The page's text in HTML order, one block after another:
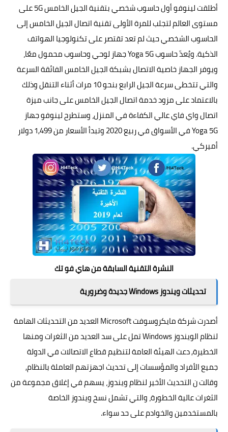
أطلقت لينوفو أول حاسوب شخصي بتقنية الجيل الخامس 5G على
مستوى العالم لتجلب للمرة الأولى تقنية اتصال الجيل الخامس إلى
الحاسوب الشخصي حيث لم تعد تقتصر على تكنولوجيا الهواتف
الذكية. ويُعدّ حاسوب Yoga 5G جهاز لوحي وحاسوب محمول معًا،
ويوفر الجهاز خاصية الاتصال بشبكة الجيل الخامس الفائقة السرعة
والتي تتخطى سرعة الجيل الرابع بنحو 10 مرات أثناء التنقل وذلك
بالاعتماد على مزود خدمة اتصال الجيل الخامس على جانب ميزة
اتصال واي فاي عالي الكفاءة في المنزل، وستطرح لينوفو جهاز
Yoga 5G في الأسواق في ربيع 2020 وتبدأ الأسعار من 1,499 دولار
أميركي.
النشرة التقنية السابقة من هاي فو تك
تحديثات ويندوز Windows جديدة وضرورية
أصدرت شركة مايكروسوفت Microsoft العديد من التحديثات الهامة
لنظام الويندوزWindowsتمل على سد العديد من الثغرات ومنها
الخطيرة, دعت الهيئة العامة لتنظيم قطاع الاتصالات في الدولة
جميع الأفراد والمؤسسات إلى تحديث اجهزتهم العاملة بالنظام,
وقالت ن التحديث الأخير لنظام ويندوز، يسهم في إغلاق مجموعة من
الثغرات عالية الخطورة، والتي تشمل نسخ ويندوز الخاصة
بالمستخدمين والخوادم على حد سواء.